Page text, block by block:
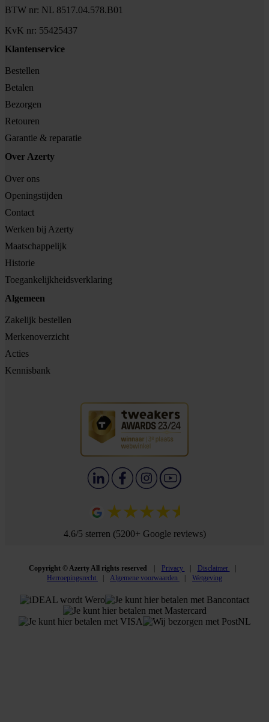
BTW nr: NL 8517.04.578.B01
KvK nr: 55425437
Klantenservice
Bestellen
Betalen
Bezorgen
Retouren
Garantie & reparatie
Over Azerty
Over ons
Openingstijden
Contact
Werken bij Azerty
Maatschappelijk
Historie
Toegankelijkheidsverklaring
Algemeen
Zakelijk bestellen
Merkenoverzicht
Acties
Kennisbank
4.6/5 sterren (5200+ Google reviews)
Copyright © Azerty All rights reserved Privacy
Disclaimer
Herroepingsrecht
Algemene voorwaarden Wetgeving